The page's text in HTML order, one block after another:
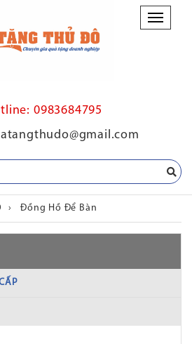
Danh
mục
0983684795
› Đồng Hồ Để Bàn